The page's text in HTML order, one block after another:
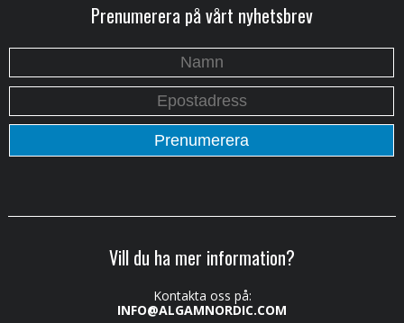
Prenumerera på vårt nyhetsbrev
Vill du ha mer information?
Kontakta oss på:
INFO@ALGAMNORDIC.COM